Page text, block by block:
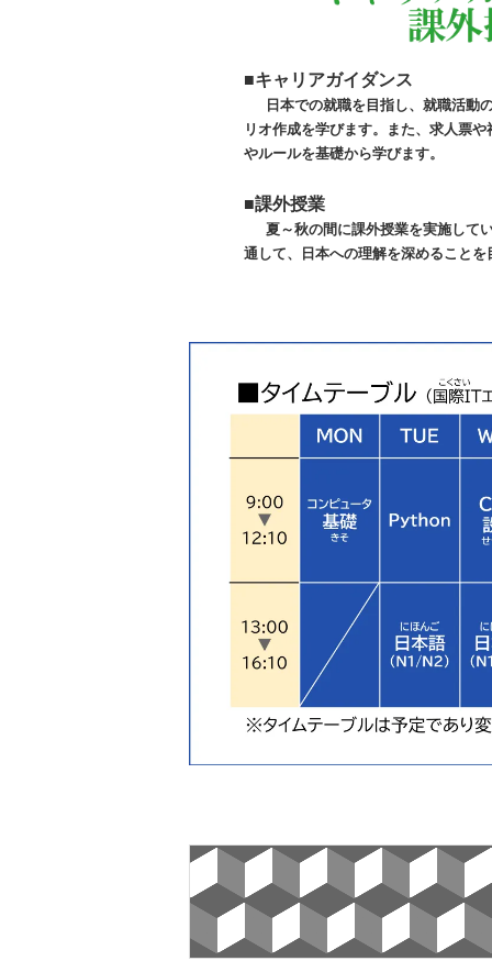
■キャリアガイダンス
日本での就職を目指し、就職活動
リオ作成を学びます。また、求人票
やルールを基礎から学びます。
■課外授業
夏～秋の間に課外授業を実施して
通して、日本への理解を深めることを